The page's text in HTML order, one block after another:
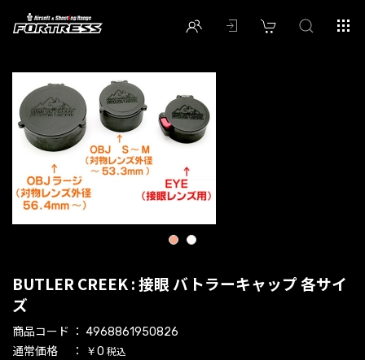
1 2
BUTLER CREEK : 接眼 バトラーキャップ 各サイ
ズ
商品コード 4968861950826
通常価格 ￥0 税込